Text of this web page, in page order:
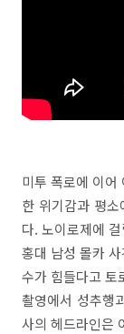
미투 폭로에 이어
한 위기감과 평
다. 노이로제에
홍대 남성 몰카
수가 힘들다고 토
촬영에서 성추행
사의 헤드라인은